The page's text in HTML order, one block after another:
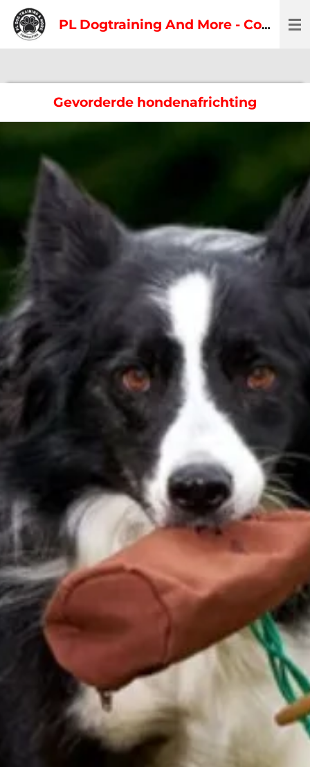
Ga
direct
PL Dogtraining And More - Consulting
Gevorderde hondenafrichting